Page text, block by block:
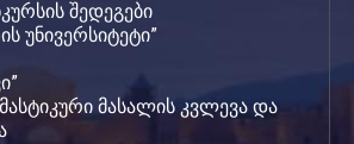
შედეგები
უნივერსიტეტი”
მასალის კვლევა და